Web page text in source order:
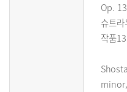
Op. 13
슈트
작품13